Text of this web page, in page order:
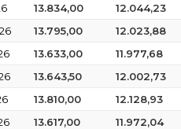
13.834,00 12.044,23
13.795,00 12.023,88
13.633,00 11.977,68
13.643,50 12.002,73
13.810,00 12.128,93
13.617,00 11.972,04